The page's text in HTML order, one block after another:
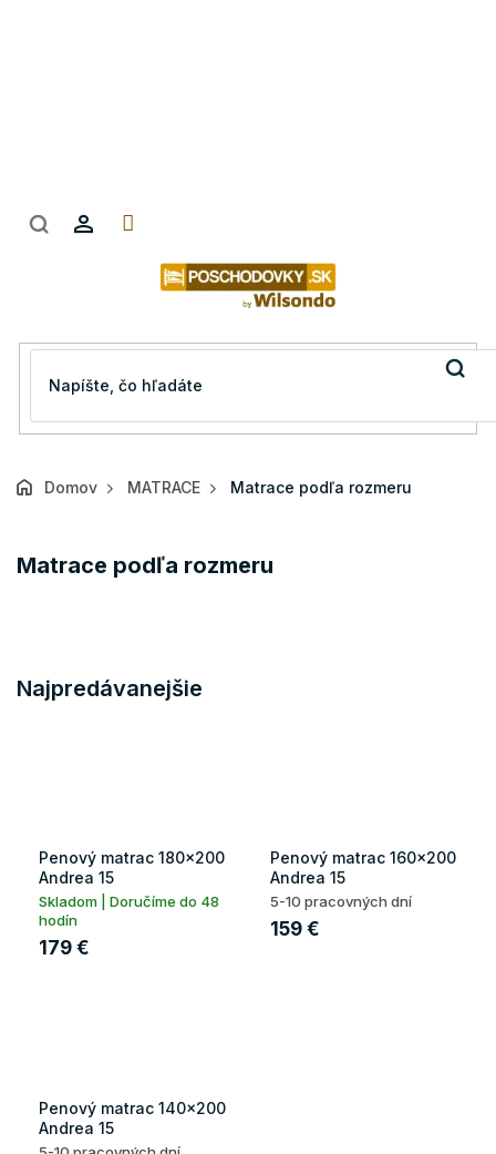
Domov MATRACE Matrace podľa rozmeru
Matrace podľa rozmeru
Najpredávanejšie
Penový matrac 180x200
Andrea 15
Skladom | Doručíme do 48
hodín
179 €
Penový matrac 160x200
Andrea 15
5-10 pracovných dní
159 €
Penový matrac 140x200
Andrea 15